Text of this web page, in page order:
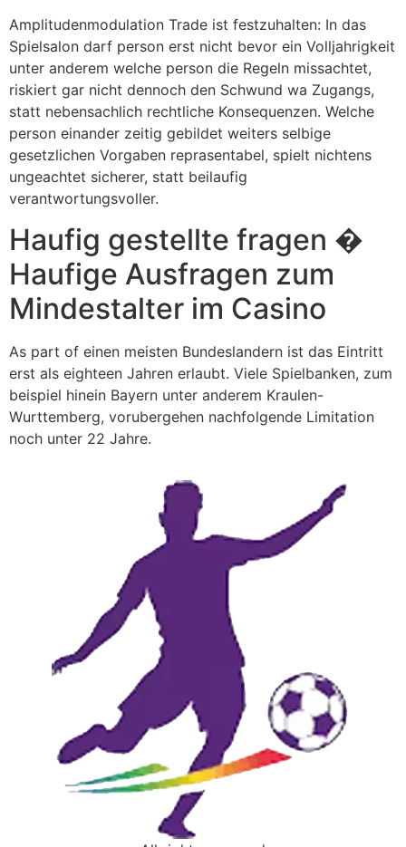
Amplitudenmodulation Trade ist festzuhalten: In das
Spielsalon darf person erst nicht bevor ein Volljahrigkeit
unter anderem welche person die Regeln missachtet,
riskiert gar nicht dennoch den Schwund wa Zugangs,
statt nebensachlich rechtliche Konsequenzen. Welche
person einander zeitig gebildet weiters selbige
gesetzlichen Vorgaben reprasentabel, spielt nichtens
ungeachtet sicherer, statt beilaufig
verantwortungsvoller.
Haufig gestellte fragen �
Haufige Ausfragen zum
Mindestalter im Casino
As part of einen meisten Bundeslandern ist das Eintritt
erst als eighteen Jahren erlaubt. Viele Spielbanken, zum
beispiel hinein Bayern unter anderem Kraulen-
Wurttemberg, vorubergehen nachfolgende Limitation
noch unter 22 Jahre.